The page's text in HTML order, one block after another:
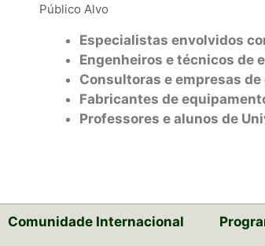
Público Alvo
Especialistas envolvidos
Engenheiros e técnicos de
Consultoras e empresas
Fabricantes de
Professores e alunos de
Comunidade Internacional